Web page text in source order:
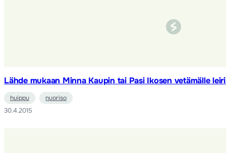
Lähde mukaan Minna Kaupin tai Pasi Ikosen vetämälle
huippu
nuoriso
30.4.2015